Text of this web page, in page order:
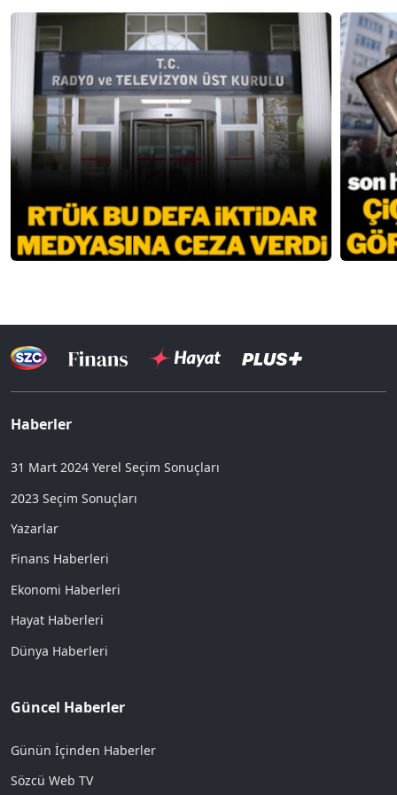
Haberler
31 Mart 2024 Yerel Seçim Sonuçları
2023 Seçim Sonuçları
Yazarlar
Finans Haberleri
Ekonomi Haberleri
Hayat Haberleri
Dünya Haberleri
Güncel Haberler
Günün İçinden Haberler
Sözcü Web TV